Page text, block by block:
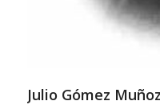
Julio Gómez Muñoz